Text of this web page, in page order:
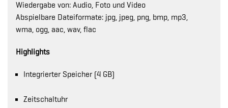
Wiedergabe von: Audio, Foto und Video
Abspielbare Dateiformate: jpg, jpeg, png, bmp, mp3,
wma, ogg, aac, wav, flac
Highlights
Integrierter Speicher (4 GB)
Zeitschaltuhr